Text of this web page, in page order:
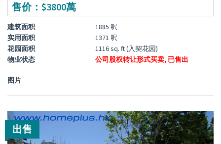
售价：$3800萬
建筑面积
1885 呎
实用面积
1371 呎
花园面积
1116 sq. ft (入契花园)
物业状态
公司股权转让形式买卖, 已售出
图片
出售